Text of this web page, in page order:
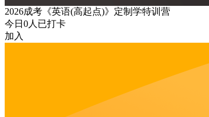
2026成考《英语(高起点)》定制学特训营
今日 0人已打卡
加入